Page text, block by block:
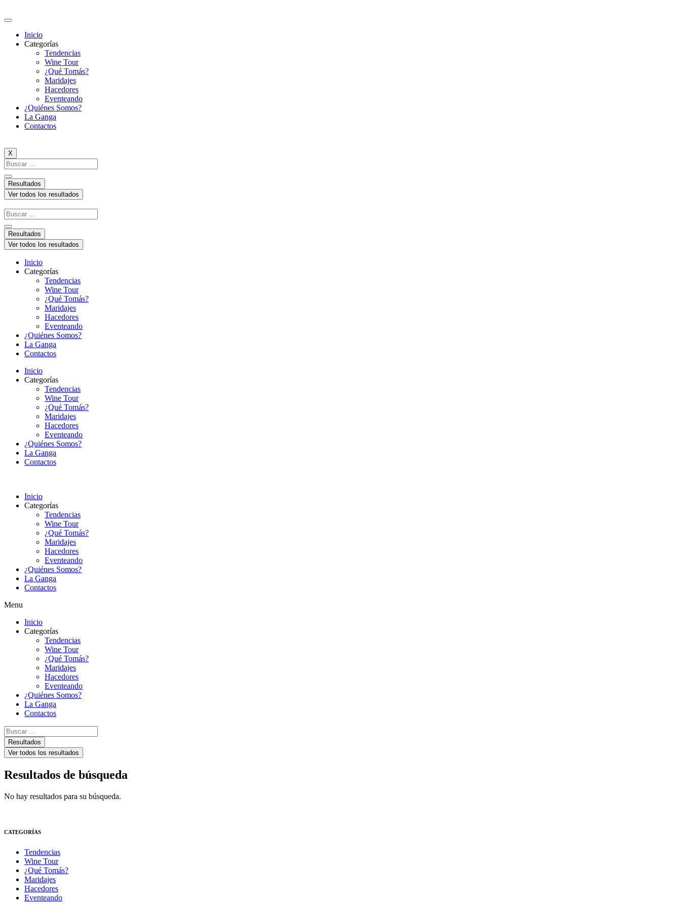
al
Inicio
Categorías
Tendencias
Wine Tour
¿Qué Tomás?
Maridajes
Hacedores
Eventeando
¿Quiénes Somos?
La Ganga
Contactos
X
Search
...
Resultados
Ver todos los resultados
Search
...
Resultados
Ver todos los resultados
Inicio
Categorías
Tendencias
Wine Tour
¿Qué Tomás?
Maridajes
Hacedores
Eventeando
¿Quiénes Somos?
La Ganga
Contactos
Inicio
Categorías
Tendencias
Wine Tour
¿Qué Tomás?
Maridajes
Hacedores
Eventeando
¿Quiénes Somos?
La Ganga
Contactos
Inicio
Categorías
Tendencias
Wine Tour
¿Qué Tomás?
Maridajes
Hacedores
Eventeando
¿Quiénes Somos?
La Ganga
Contactos
Menu
Inicio
Categorías
Tendencias
Wine Tour
¿Qué Tomás?
Maridajes
Hacedores
Eventeando
¿Quiénes Somos?
La Ganga
Contactos
Search
...Resultados
Ver todos los resultados
Resultados de búsqueda
No hay resultados para su búsqueda.
CATEGORÍAS
Tendencias
Wine Tour
¿Qué Tomás?
Maridajes
Hacedores
Eventeando